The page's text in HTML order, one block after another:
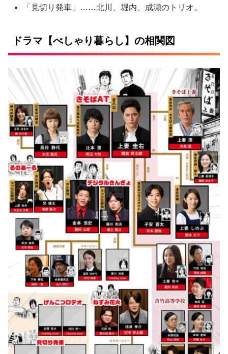
「見切り発車」……北川、堀内、成瀬のトリオ。
ドラマ【べしゃり暮らし】の相関図